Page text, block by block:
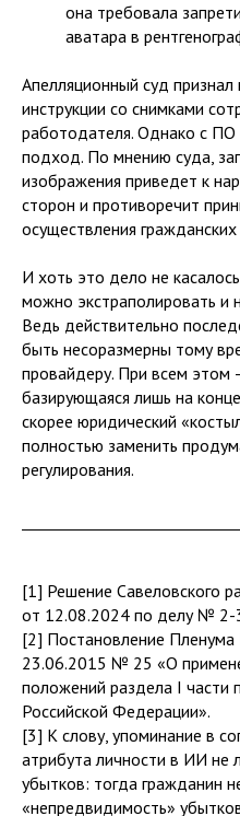
она требовала
аватара в
Апелляционный суд
инструкции со снимками
работодателя. Однако с ПО
подход. По мнению суда,
изображения приведет к
сторон и противоречит
осуществления гражданских
И хоть это дело не
можно экстраполировать и
Ведь действительно
быть несоразмерны тому
провайдеру. При всем этом
базирующаяся лишь на
скорее юридический
полностью заменить
регулирования.
[1] Решение Савеловского
от 12.08.2024 по делу №
[2] Постановление
23.06.2015 № 25 «О
положений раздела I части
Российской Федерации».
[3] К слову, упоминание в
атрибута личности в ИИ не
убытков: тогда гражданин
«непредвидимость»